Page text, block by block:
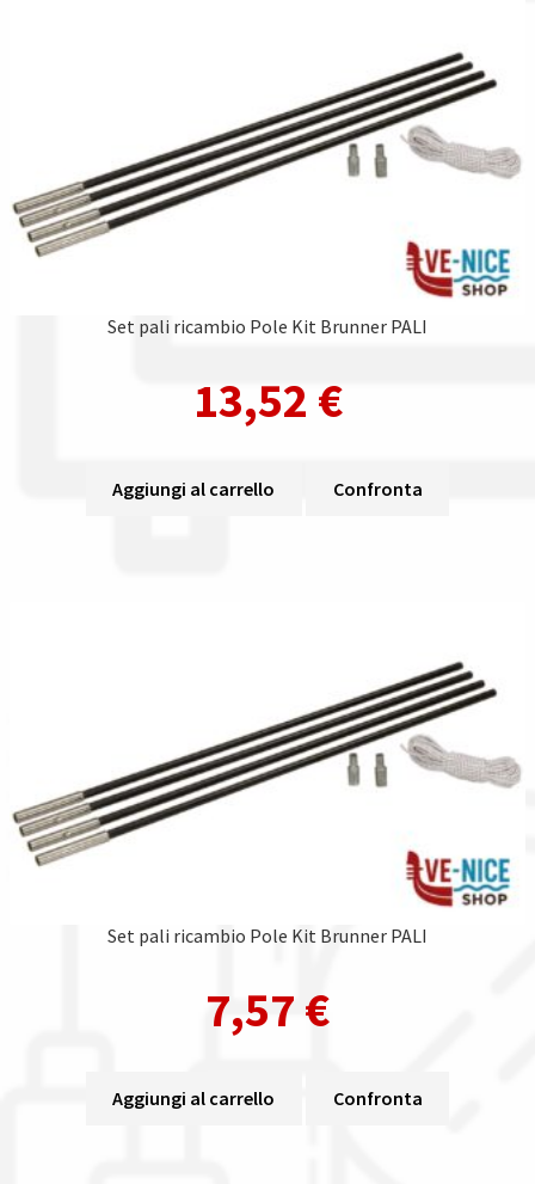
Set pali ricambio Pole Kit Brunner PALI
13,52 €
Aggiungi al carrello Confronta
Set pali ricambio Pole Kit Brunner PALI
7,57 €
Aggiungi al carrello Confronta